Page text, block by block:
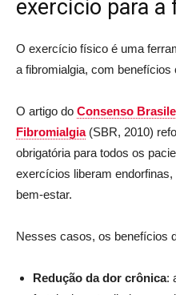
exercício para a
O exercício físico é uma
a fibromialgia, com
O artigo do Consenso
Fibromialgia(SBR, 2010)
obrigatória para todos os
exercícios liberam
bem-estar.
Nesses casos, os benefícios
Redução da dor crônica: